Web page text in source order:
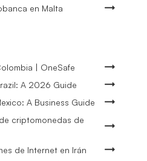
en Malta
| OneSafe
A 2026 Guide
A Business Guide
criptomonedas de
de Internet en Irán